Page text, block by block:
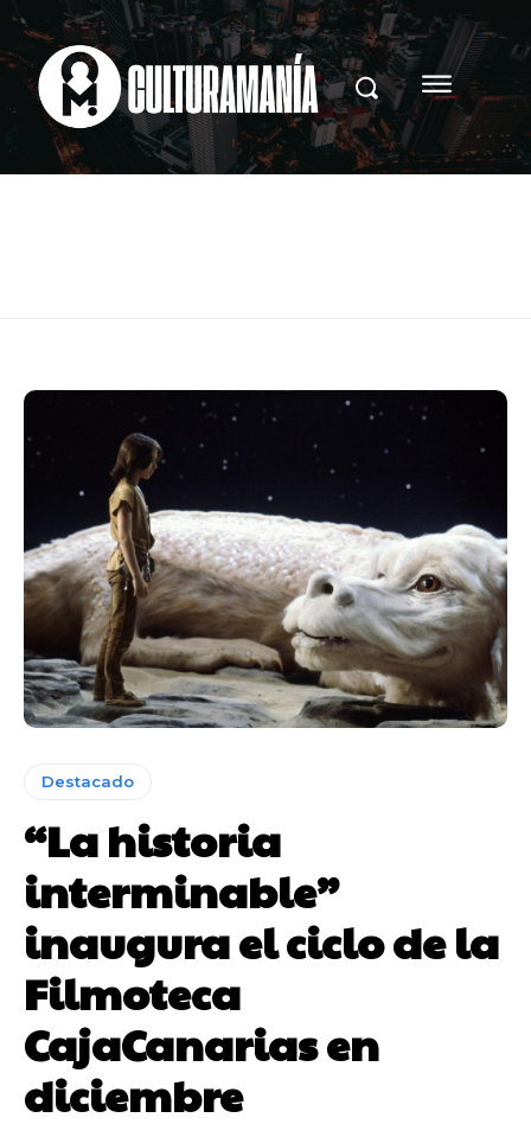
Destacado
“La historia
interminable”
inaugura el ciclo de la
Filmoteca
CajaCanarias en
diciembre